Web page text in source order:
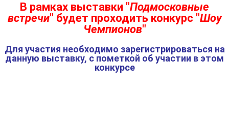
В рамках выставки "Подмосковные
встречи" будет проходить конкурс "Шоу
Чемпионов"
Для участия необходимо зарегистрироваться на
данную выставку, с пометкой об участии в этом
конкурсе